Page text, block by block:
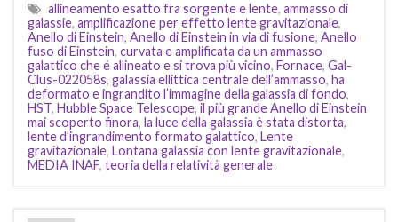
allineamento esatto fra sorgente e lente, ammasso di
galassie, amplificazione per effetto lente gravitazionale,
Anello di Einstein, Anello di Einstein in via di fusione, Anello
fuso di Einstein, curvata e amplificata da un ammasso
galattico che é allineato e si trova più vicino, Fornace, Gal-
Clus-022058s, galassia ellittica centrale dell’ammasso, ha
deformato e ingrandito l’immagine della galassia di fondo,
HST, Hubble Space Telescope, il più grande Anello di Einstein
mai scoperto finora, la luce della galassia è stata distorta,
lente d’ingrandimento formato galattico, Lente
gravitazionale, Lontana galassia con lente gravitazionale,
MEDIA INAF, teoria della relatività generale